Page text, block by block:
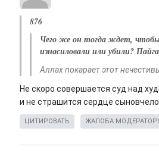
876
Чего же он тогда ждет, чтобы
изнасиловали или убили?
Аллах покарает этот
Не скоро совершается суд над
и не страшится сердце
ЦИТИРОВАТЬ ЖАЛОБА